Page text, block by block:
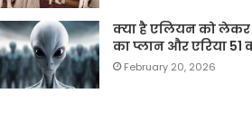
क्या है एलियन को लेकर
का प्लान और एरिया 51
February 20, 2026